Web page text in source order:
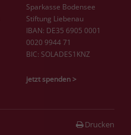
Sparkasse Bodensee
Stiftung Liebenau
IBAN: DE35 6905 0001
0020 9944 71
BIC: SOLADES1KNZ
jetzt spenden >
Drucken